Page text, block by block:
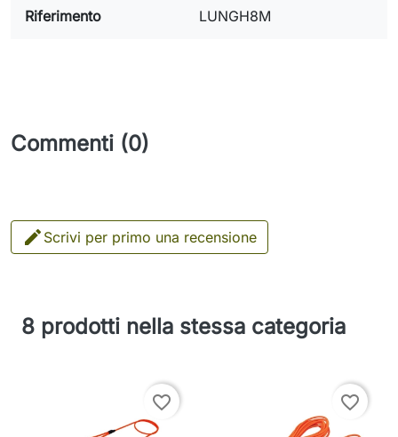
Riferimento LUNGH8M
Commenti (0)
 Scrivi per primo una recensione
8 prodotti nella stessa categoria
favorite_border favorite_border